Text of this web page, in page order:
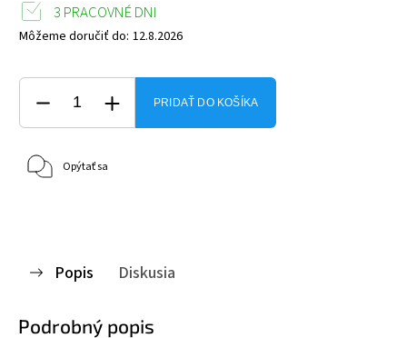
3 PRACOVNÉ DNI
Môžeme doručiť do: 12.8.2026
PRIDAŤ DO KOŠÍKA
Opýtať sa
Popis Diskusia
Podrobný popis